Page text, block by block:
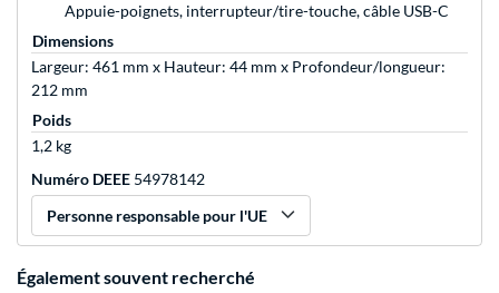
Appuie-poignets, interrupteur/tire-touche, câble USB-C
Dimensions
Largeur: 461 mm x Hauteur: 44 mm x Profondeur/longueur:
212 mm
Poids
1,2 kg
Numéro DEEE 54978142
Personne responsable pour l'UE
Également souvent recherché